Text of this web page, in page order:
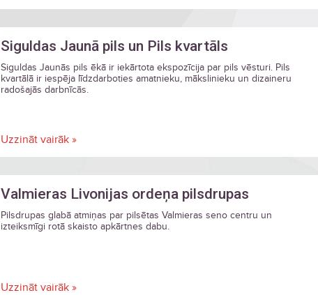
Siguldas Jaunā pils un Pils kvartāls
Siguldas Jaunās pils ēkā ir iekārtota ekspozīcija par pils vēsturi. Pils
kvartālā ir iespēja līdzdarboties amatnieku, mākslinieku un dizaineru
radošajās darbnīcās.
Uzzināt vairāk »
Valmieras Livonijas ordeņa pilsdrupas
Pilsdrupas glabā atmiņas par pilsētas Valmieras seno centru un
izteiksmīgi rotā skaisto apkārtnes dabu.
Uzzināt vairāk »